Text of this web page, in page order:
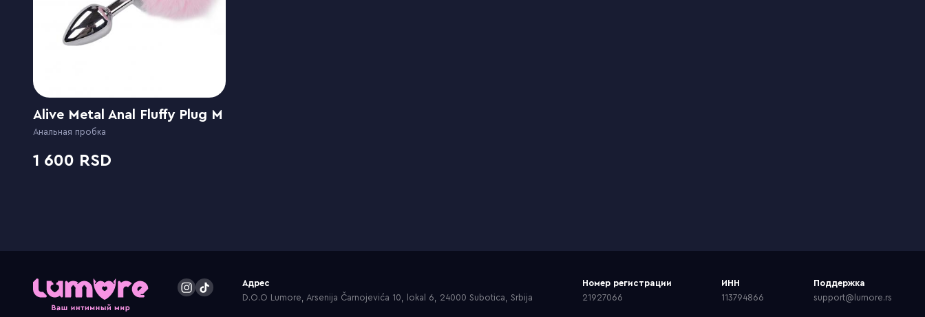
Alive Metal Anal Fluffy Plug M
Анальная пробка
1 600
Адрес
D.O.O Lumore, Arsenija Čarnojevića 10, lokal 6, 24000 Subotica, Srbija
Номер регистрации
21927066
ИНН
113794866
Поддержка
support@lumore.rs